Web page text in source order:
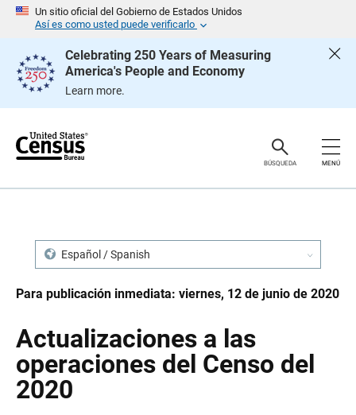
Un sitio oficial del Gobierno de Estados Unidos
Así es como usted puede verificarlo
Celebrating 250 Years of Measuring
America's People and Economy
Learn more.
c
d
BÚSQUEDA MENÚ
Español / Spanish
Para publicación inmediata: viernes, 12 de junio de 2020
Actualizaciones a las
operaciones del Censo del
2020
v
ó